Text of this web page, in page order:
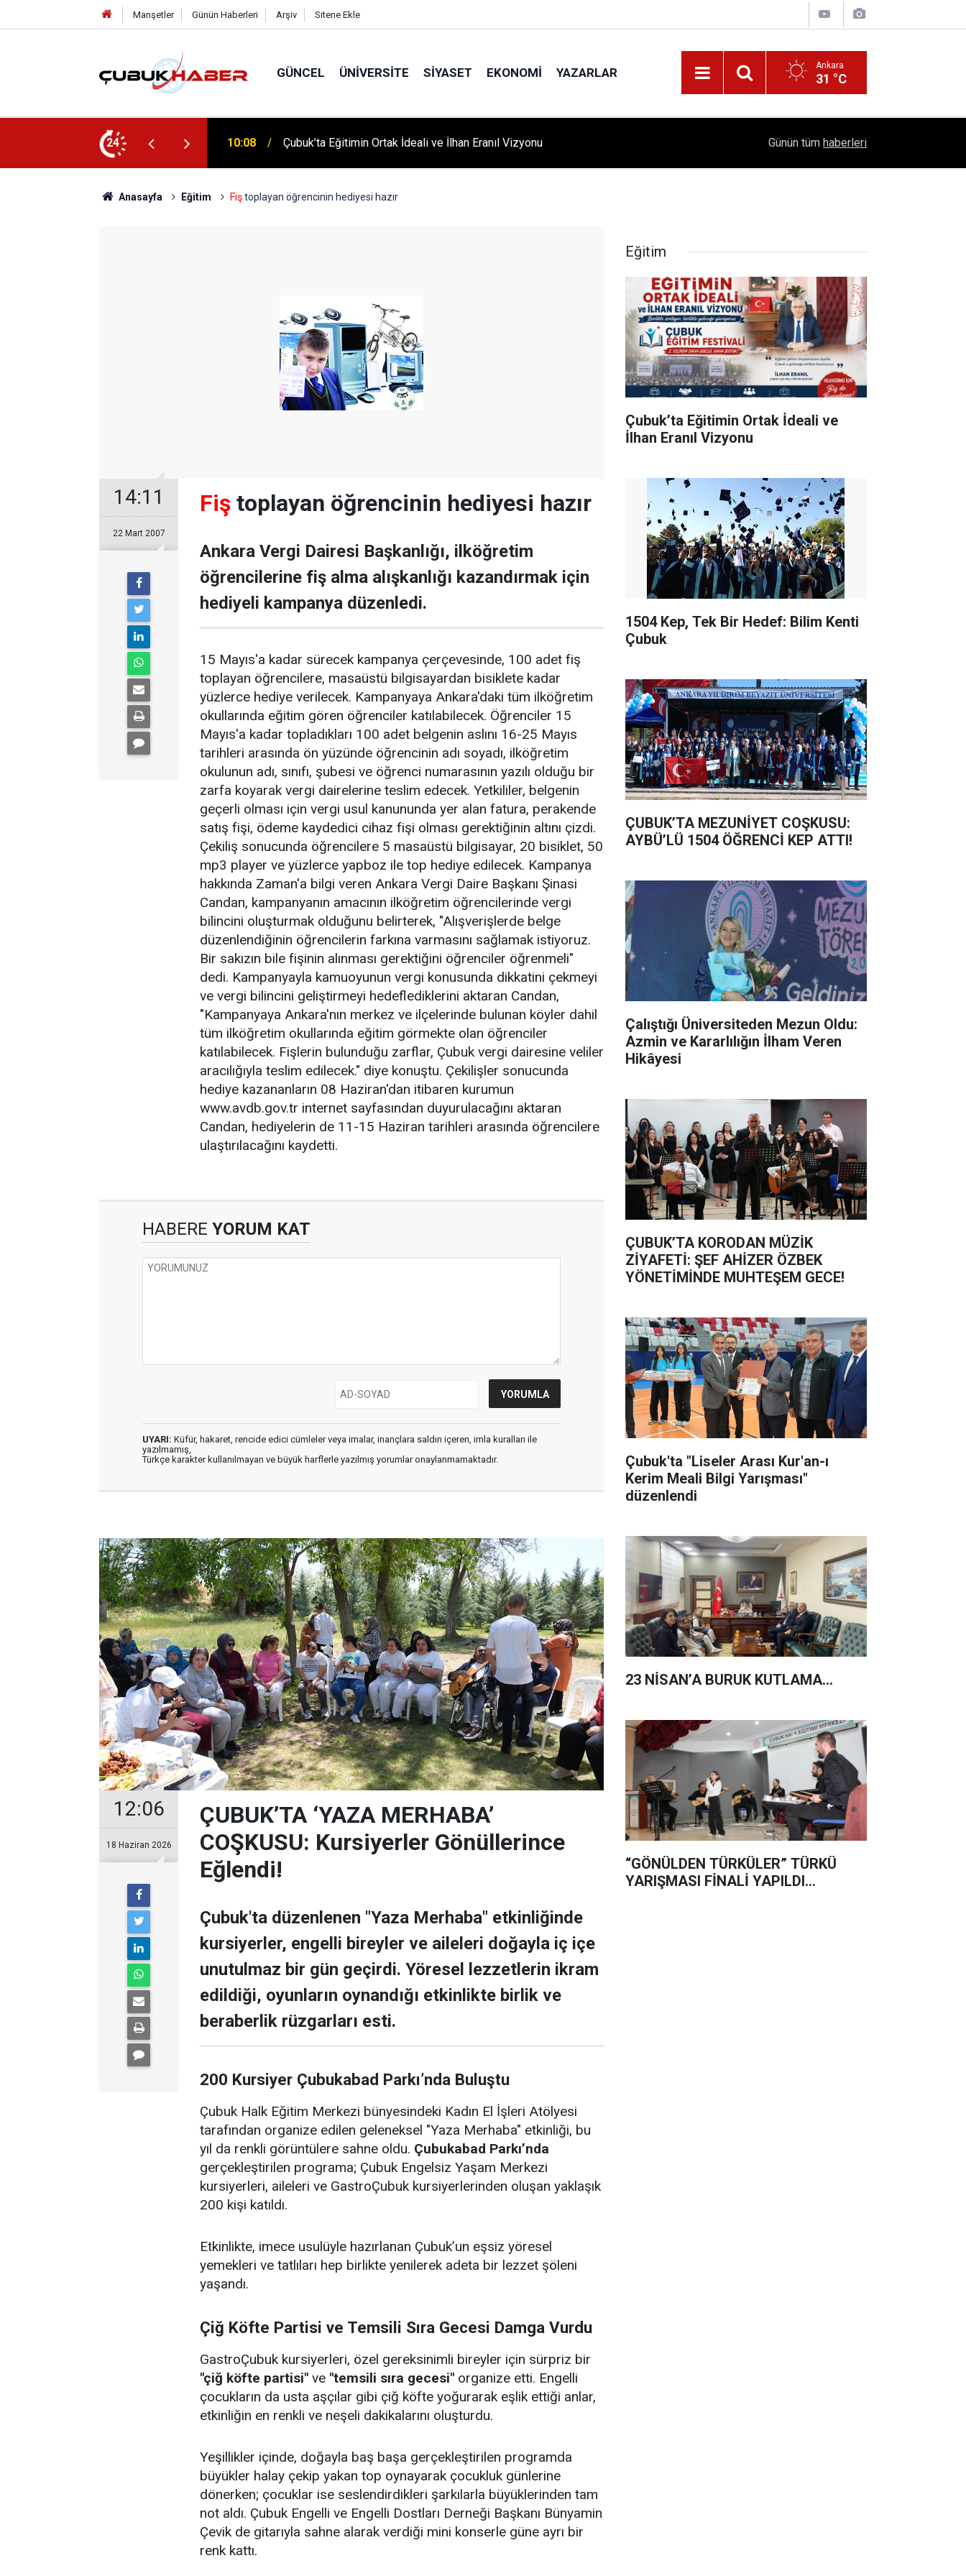
Manşetler Günün Haberleri Arşiv Sitene Ekle
GÜNCEL ÜNIVERSITE SIYASET EKONOMI YAZARLAR Ankara
31 °C
24 12:06 ÇUBUK’TA ‘YAZA MERHABA’ COŞKUSU: Kursiyerler Gönüllerince Eğlendi! 1504 Kep, Tek Bir Hedef: Bilim Kenti Çubuk
Günün tüm haberleri
Anasayfa Eğitim Fiştoplayan öğrencinin hediyesi hazır
14:11
22 Mart 2007
Fiş toplayan öğrencinin hediyesi hazır
Ankara Vergi Dairesi Başkanlığı, ilköğretim
öğrencilerine fiş alma alışkanlığı kazandırmak için
hediyeli kampanya düzenledi.
15 Mayıs'a kadar sürecek kampanya çerçevesinde, 100 adet fiş
toplayan öğrencilere, masaüstü bilgisayardan bisiklete kadar
yüzlerce hediye verilecek. Kampanyaya Ankara'daki tüm ilköğretim
okullarında eğitim gören öğrenciler katılabilecek. Öğrenciler 15
Mayıs'a kadar topladıkları 100 adet belgenin aslını 16-25 Mayıs
tarihleri arasında ön yüzünde öğrencinin adı soyadı, ilköğretim
okulunun adı, sınıfı, şubesi ve öğrenci numarasının yazılı olduğu bir
zarfa koyarak vergi dairelerine teslim edecek. Yetkililer, belgenin
geçerli olması için vergi usul kanununda yer alan fatura, perakende
satış fişi, ödeme kaydedici cihaz fişi olması gerektiğinin altını çizdi.
Çekiliş sonucunda öğrencilere 5 masaüstü bilgisayar, 20 bisiklet, 50
mp3 player ve yüzlerce yapboz ile top hediye edilecek. Kampanya
hakkında Zaman'a bilgi veren Ankara Vergi Daire Başkanı Şinasi
Candan, kampanyanın amacının ilköğretim öğrencilerinde vergi
bilincini oluşturmak olduğunu belirterek, "Alışverişlerde belge
düzenlendiğinin öğrencilerin farkına varmasını sağlamak istiyoruz.
Bir sakızın bile fişinin alınması gerektiğini öğrenciler öğrenmeli"
dedi. Kampanyayla kamuoyunun vergi konusunda dikkatini çekmeyi
ve vergi bilincini geliştirmeyi hedeflediklerini aktaran Candan,
"Kampanyaya Ankara'nın merkez ve ilçelerinde bulunan köyler dahil
tüm ilköğretim okullarında eğitim görmekte olan öğrenciler
katılabilecek. Fişlerin bulunduğu zarflar, Çubuk vergi dairesine veliler
aracılığıyla teslim edilecek." diye konuştu. Çekilişler sonucunda
hediye kazananların 08 Haziran'dan itibaren kurumun
www.avdb.gov.tr internet sayfasından duyurulacağını aktaran
Candan, hediyelerin de 11-15 Haziran tarihleri arasında öğrencilere
ulaştırılacağını kaydetti.
HABERE YORUM KAT
UYARI: Küfür, hakaret, rencide edici cümleler veya imalar, inançlara saldırı içeren, imla kuralları ile
yazılmamış,
Türkçe karakter kullanılmayan ve büyük harflerle yazılmış yorumlar onaylanmamaktadır.
12:06
18 Haziran 2026
ÇUBUK’TA ‘YAZA MERHABA’
COŞKUSU: Kursiyerler Gönüllerince
Eğlendi!
Çubuk'ta düzenlenen "Yaza Merhaba" etkinliğinde
kursiyerler, engelli bireyler ve aileleri doğayla iç içe
unutulmaz bir gün geçirdi. Yöresel lezzetlerin ikram
edildiği, oyunların oynandığı etkinlikte birlik ve
beraberlik rüzgarları esti.
200 Kursiyer Çubukabad Parkı’nda Buluştu
Çubuk Halk Eğitim Merkezi bünyesindeki Kadın El İşleri Atölyesi
tarafından organize edilen geleneksel "Yaza Merhaba" etkinliği, bu
yıl da renkli görüntülere sahne oldu. Çubukabad Parkı’nda
gerçekleştirilen programa; Çubuk Engelsiz Yaşam Merkezi
kursiyerleri, aileleri ve GastroÇubuk kursiyerlerinden oluşan yaklaşık
200 kişi katıldı.
Etkinlikte, imece usulüyle hazırlanan Çubuk’un eşsiz yöresel
yemekleri ve tatlıları hep birlikte yenilerek adeta bir lezzet şöleni
yaşandı.
Çiğ Köfte Partisi ve Temsili Sıra Gecesi Damga Vurdu
GastroÇubuk kursiyerleri, özel gereksinimli bireyler için sürpriz bir
"çiğ köfte partisi" ve "temsili sıra gecesi" organize etti. Engelli
çocukların da usta aşçılar gibi çiğ köfte yoğurarak eşlik ettiği anlar,
etkinliğin en renkli ve neşeli dakikalarını oluşturdu.
Yeşillikler içinde, doğayla baş başa gerçekleştirilen programda
büyükler halay çekip yakan top oynayarak çocukluk günlerine
dönerken; çocuklar ise seslendirdikleri şarkılarla büyüklerinden tam
not aldı. Çubuk Engelli ve Engelli Dostları Derneği Başkanı Bünyamin
Çevik de gitarıyla sahne alarak verdiği mini konserle güne ayrı bir
renk kattı.
Eğitim
Çubuk’ta Eğitimin Ortak İdeali ve
İlhan Eranıl Vizyonu
1504 Kep, Tek Bir Hedef: Bilim Kenti
Çubuk
ÇUBUK’TA MEZUNİYET COŞKUSU:
AYBÜ’LÜ 1504 ÖĞRENCİ KEP ATTI!
Çalıştığı Üniversiteden Mezun Oldu:
Azmin ve Kararlılığın İlham Veren
Hikâyesi
ÇUBUK’TA KORODAN MÜZİK
ZİYAFETİ: ŞEF AHİZER ÖZBEK
YÖNETİMİNDE MUHTEŞEM GECE!
Çubuk'ta "Liseler Arası Kur'an-ı
Kerim Meali Bilgi Yarışması"
düzenlendi
23 NİSAN’A BURUK KUTLAMA...
“GÖNÜLDEN TÜRKÜLER” TÜRKÜ
YARIŞMASI FİNALİ YAPILDI…